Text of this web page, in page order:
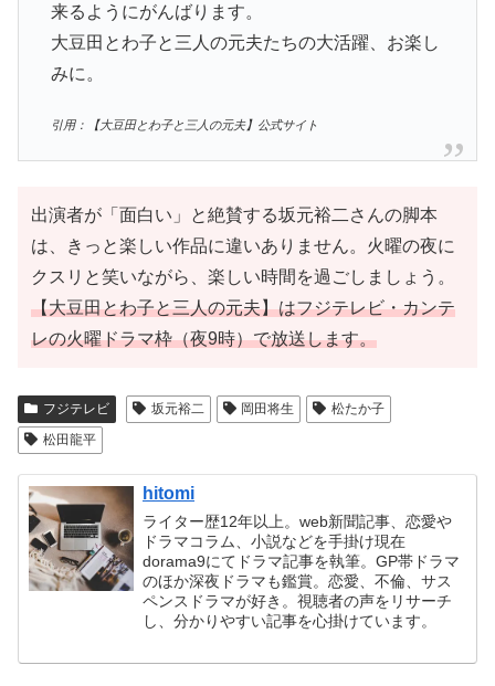
来るようにがんばります。
大豆田とわ子と三人の元夫たちの大活躍、お楽し
みに。
引用：【大豆田とわ子と三人の元夫】公式サイト
出演者が「面白い」と絶賛する坂元裕二さんの脚本
は、きっと楽しい作品に違いありません。火曜の夜に
クスリと笑いながら、楽しい時間を過ごしましょう。
【大豆田とわ子と三人の元夫】はフジテレビ・カンテ
レの火曜ドラマ枠（夜9時）で放送します。
フジテレビ 坂元裕二 岡田将生
松たか子
松田龍平
hitomi
ライター歴12年以上。web新聞記事、恋愛や
ドラマコラム、小説などを手掛け現在
dorama9にてドラマ記事を執筆。GP帯ドラマ
のほか深夜ドラマも鑑賞。恋愛、不倫、サス
ペンスドラマが好き。視聴者の声をリサーチ
し、分かりやすい記事を心掛けています。